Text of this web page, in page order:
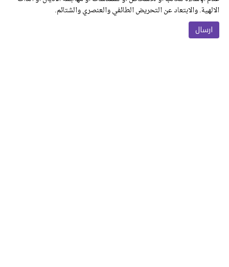
الالهية. والابتعاد عن التحريض الطائفي والعنصري والشتائم.